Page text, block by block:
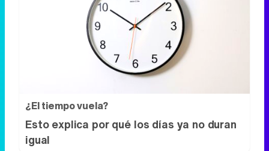
¿El tiempo vuela?
Esto explica por qué los días ya no duran
igual